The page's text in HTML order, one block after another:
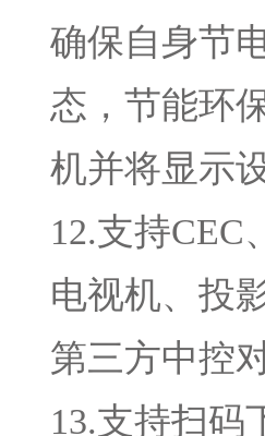
确保自身节
态，节能环
机并将显示
12.支持CEC
电视机、投
第三方中控
13.支持扫码